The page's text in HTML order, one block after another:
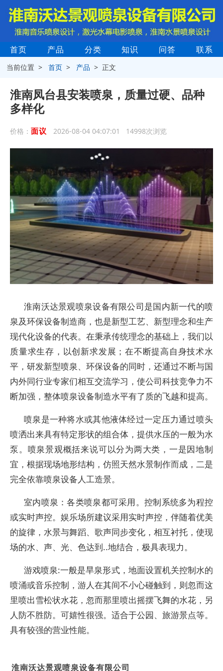
首页 产品 分类 知识 问答 联系
当前位置 >首页 > 产品 > 正文
淮南凤台县安装喷泉，质量过硬、品种
多样化
价格： 面议 2026-08-04 04:07:01 14998次浏览
淮南沃达景观喷泉设备有限公司是国内新一代的喷
泉及环保设备制造商，也是新型工艺、新型理念和生产
现代化设备的代表。在秉承传统理念的基础上，我们以
质量求生存，以创新求发展；在不断提高自身技术水
平，研发新型喷泉、环保设备的同时，还通过不断与国
内外同行业专家们相互交流学习，使公司科技竞争力不
断加强，整体喷泉设备制造水平有了质的飞越和提高。
喷泉是一种将水或其他液体经过一定压力通过喷头
喷洒出来具有特定形状的组合体，提供水压的一般为水
泵。喷泉景观概括来说可以分为两大类，一是因地制
宜，根据现场地形结构，仿照天然水景制作而成，二是
完全依靠喷泉设备人工造景。
室内喷泉：各类喷泉都可采用。控制系统多为程控
或实时声控。娱乐场所建议采用实时声控，伴随着优美
的旋律，水景与舞蹈、歌声同步变化，相互衬托，使现
场的水、声、光、色达到..地结合，极具表现力。
游戏喷泉:一般是旱泉形式，地面设置机关控制水的
喷涌或音乐控制，游人在其间不小心碰触到，则忽而这
里喷出雪松状水花，忽而那里喷出摇摆飞舞的水花，另
人防不胜防。可嬉性很强。适合于公园、旅游景点等。
具有较强的营业性能。
淮南沃达景观喷泉设备有限公司